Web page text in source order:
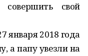
совершить свой
января 2018 года
а папу увезли на